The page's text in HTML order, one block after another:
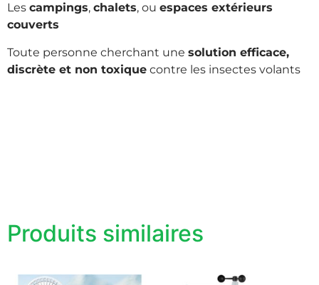
Les campings, chalets, ou espaces extérieurs
couverts
Toute personne cherchant une solution efficace,
discrète et non toxique contre les insectes volants
Produits similaires